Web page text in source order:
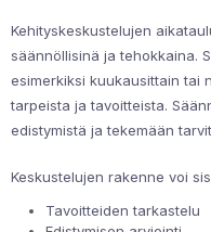
Kehityskeskustelujen
säännöllisinä ja tehokkaina.
esimerkiksi kuukausittain tai
tarpeista ja tavoitteista.
edistymistä ja tekemään
Keskustelujen rakenne voi
Tavoitteiden tarkastelu